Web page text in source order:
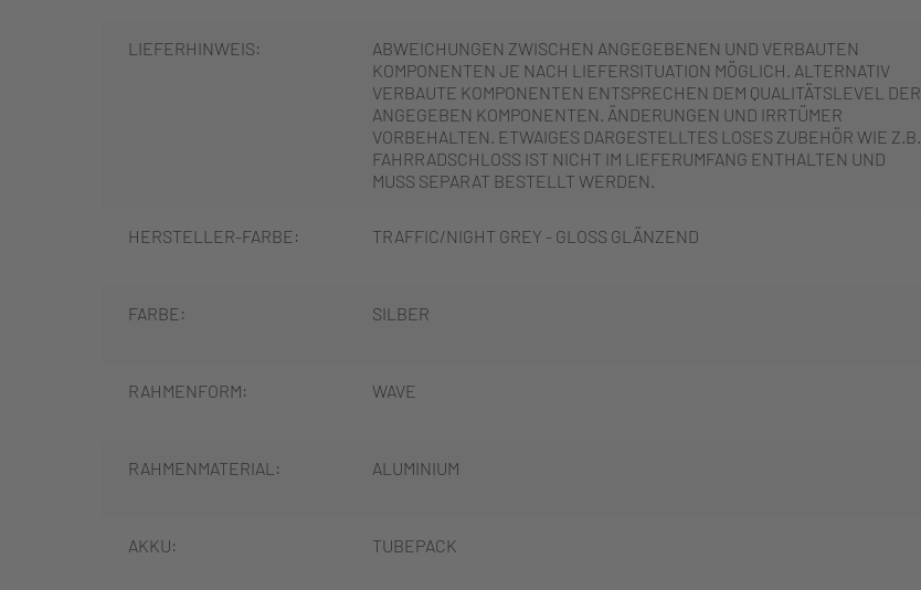
LIEFERHINWEIS:
ABWEICHUNGEN ZWISCHEN ANGEGEBENEN UND VERBAUTEN
KOMPONENTEN JE NACH LIEFERSITUATION MÖGLICH. ALTERNATIV
VERBAUTE KOMPONENTEN ENTSPRECHEN DEM QUALITÄTSLEVEL DER
ANGEGEBEN KOMPONENTEN. ÄNDERUNGEN UND IRRTÜMER
VORBEHALTEN. ETWAIGES DARGESTELLTES LOSES ZUBEHÖR WIE Z.B.
FAHRRADSCHLOSS IST NICHT IM LIEFERUMFANG ENTHALTEN UND
MUSS SEPARAT BESTELLT WERDEN.
HERSTELLER-FARBE: TRAFFIC/NIGHT GREY - GLOSS GLÄNZEND
FARBE: SILBER
RAHMENFORM: WAVE
RAHMENMATERIAL: ALUMINIUM
AKKU: TUBEPACK